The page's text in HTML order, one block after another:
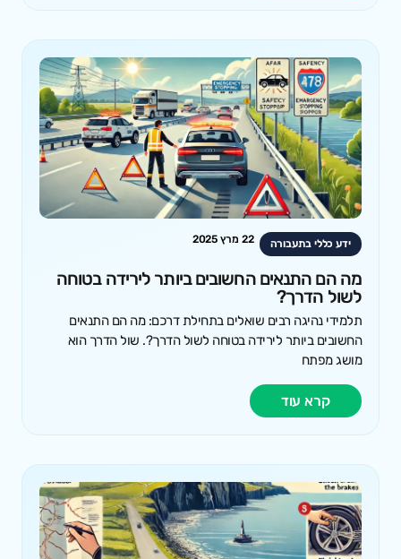
ידע כללי בתעבורה 22 מרץ 2025
מה הם התנאים החשובים ביותר לירידה בטוחה
לשול הדרך?
תלמידי נהיגה רבים שואלים בתחילת דרכם: מה הם התנאים
החשובים ביותר לירידה בטוחה לשול הדרך?. שול הדרך הוא
מושג מפתח
קרא עוד